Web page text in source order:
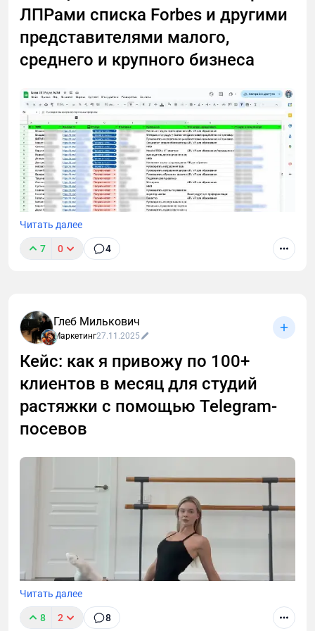
ЛПРами списка Forbes и другими
представителями малого,
среднего и крупного бизнеса
В этом лонгриде я расскажу, как через тернии проб
которые сделал после тысяч (!) холодных диалогов
с малым, средним и крупным бизнесом.
Читать далее
7 0 4
Глеб Милькович
Маркетинг27.11.2025
Кейс: как я привожу по 100+
клиентов в месяц для студий
растяжки с помощью Telegram-
посевов
Читать далее
8 2 8